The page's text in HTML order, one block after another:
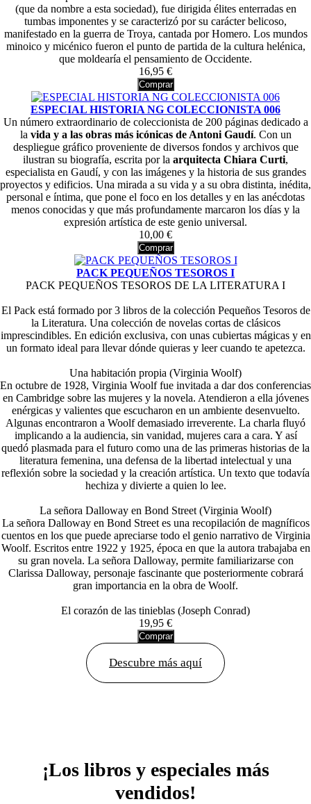
(que da nombre a esta sociedad), fue dirigida élites enterradas en
tumbas imponentes y se caracterizó por su carácter belicoso,
manifestado en la guerra de Troya, cantada por Homero. Los mundos
minoico y micénico fueron el punto de partida de la cultura helénica,
que moldearía el pensamiento de Occidente.
16,95 €
Comprar
ESPECIAL HISTORIA NG COLECCIONISTA 006
Un número extraordinario de coleccionista de 200 páginas dedicado a
la vida y a las obras más icónicas de Antoni Gaudí. Con un
despliegue gráfico proveniente de diversos fondos y archivos que
ilustran su biografía, escrita por la arquitecta Chiara Curti,
especialista en Gaudí, y con las imágenes y la historia de sus grandes
proyectos y edificios. Una mirada a su vida y a su obra distinta, inédita,
personal e íntima, que pone el foco en los detalles y en las anécdotas
menos conocidas y que más profundamente marcaron los días y la
expresión artística de este genio universal.
10,00 €
Comprar
PACK PEQUEÑOS TESOROS I
PACK PEQUEÑOS TESOROS DE LA LITERATURA I
El Pack está formado por 3 libros de la colección Pequeños Tesoros de
la Literatura. Una colección de novelas cortas de clásicos
imprescindibles. En edición exclusiva, con unas cubiertas mágicas y en
un formato ideal para llevar dónde quieras y leer cuando te apetezca.
Una habitación propia (Virginia Woolf)
En octubre de 1928, Virginia Woolf fue invitada a dar dos conferencias
en Cambridge sobre las mujeres y la novela. Atendieron a ella jóvenes
enérgicas y valientes que escucharon en un ambiente desenvuelto.
Algunas encontraron a Woolf demasiado irreverente. La charla fluyó
implicando a la audiencia, sin vanidad, mujeres cara a cara. Y así
quedó plasmada para el futuro como una de las primeras historias de la
literatura femenina, una defensa de la libertad intelectual y una
reflexión sobre la sociedad y la creación artística. Un texto que todavía
hechiza y divierte a quien lo lee.
La señora Dalloway en Bond Street (Virginia Woolf)
La señora Dalloway en Bond Street es una recopilación de magníficos
cuentos en los que puede apreciarse todo el genio narrativo de Virginia
Woolf. Escritos entre 1922 y 1925, época en que la autora trabajaba en
su gran novela. La señora Dalloway, permite familiarizarse con
Clarissa Dalloway, personaje fascinante que posteriormente cobrará
gran importancia en la obra de Woolf.
El corazón de las tinieblas (Joseph Conrad)
19,95 €
Comprar
Descubre más aquí
¡Los libros y especiales más
vendidos!